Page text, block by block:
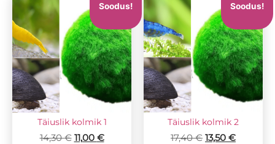
Soodus!
Täiuslik kolmik 1
14,30€ 11,00 €
Soodus!
Täiuslik kolmik 2
17,40€ 13,50 €